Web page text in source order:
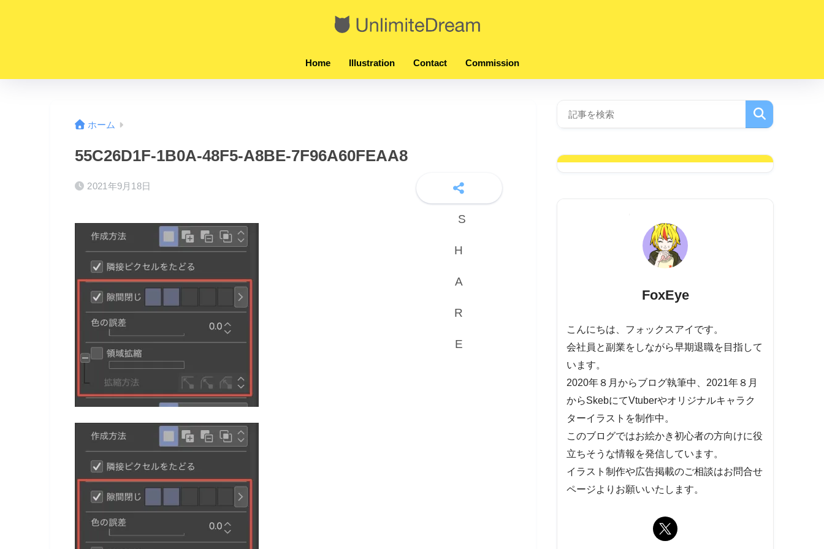
Home Illustration Contact Commission
ホーム
55C26D1F-1B0A-48F5-A8BE-7F96A60FEAA8
2021年9月18日
FoxEye
こんにちは、フォックスアイです。
会社員と副業をしながら早期退職を目指して
います。
2020年８月からブログ執筆中、2021年８月
からSkebにてVtuberやオリジナルキャラク
ターイラストを制作中。
このブログではお絵かき初心者の方向けに役
立ちそうな情報を発信しています。
イラスト制作や広告掲載のご相談はお問合せ
ページよりお願いいたします。